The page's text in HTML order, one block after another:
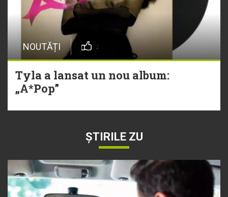
NOUTĂȚI
Tyla a lansat un nou album:
„A*Pop”
ȘTIRILE ZU